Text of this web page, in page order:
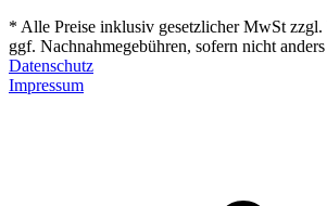
* Alle Preise inklusiv gesetzlicher MwSt zzgl.
ggf. Nachnahmegebühren, sofern nicht
Datenschutz
Impressum